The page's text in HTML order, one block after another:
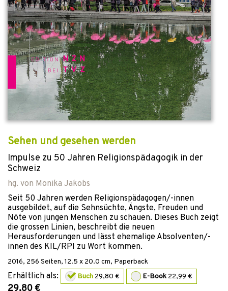
Sehen und gesehen werden
Impulse zu 50 Jahren Religionspädagogik in der
Schweiz
hg. von Monika Jakobs
Seit 50 Jahren werden Religionspädagogen/-innen
ausgebildet, auf die Sehnsüchte, Ängste, Freuden und
Nöte von jungen Menschen zu schauen. Dieses Buch zeigt
die grossen Linien, beschreibt die neuen
Herausforderungen und lässt ehemalige Absolventen/-
innen des KIL/RPI zu Wort kommen.
2016, 256 Seiten, 12.5 x 20.0 cm, Paperback
Erhältlich als: Buch 29,80 € E-Book 22,99 €